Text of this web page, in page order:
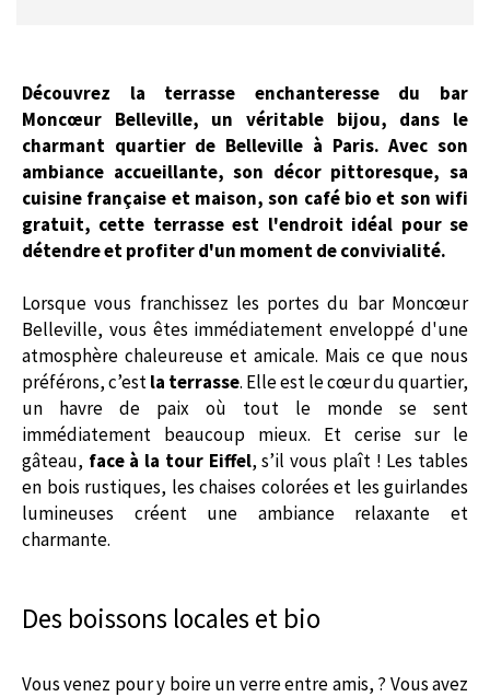
Découvrez la terrasse enchanteresse du bar
Moncœur Belleville, un véritable bijou, dans le
charmant quartier de Belleville à Paris. Avec son
ambiance accueillante, son décor pittoresque, sa
cuisine française et maison, son café bio et son wifi
gratuit, cette terrasse est l'endroit idéal pour se
détendre et profiter d'un moment de convivialité.
Lorsque vous franchissez les portes du bar Moncœur
Belleville, vous êtes immédiatement enveloppé d'une
atmosphère chaleureuse et amicale. Mais ce que nous
préférons, c’estla terrasse. Elle est le cœur du quartier,
un havre de paix où tout le monde se sent
immédiatement beaucoup mieux. Et cerise sur le
gâteau, face à la tour Eiffel, s’il vous plaît ! Les tables
en bois rustiques, les chaises colorées et les guirlandes
lumineuses créent une ambiance relaxante et
charmante.
Des boissons locales et bio
Vous venez pour y boire un verre entre amis, ? Vous avez